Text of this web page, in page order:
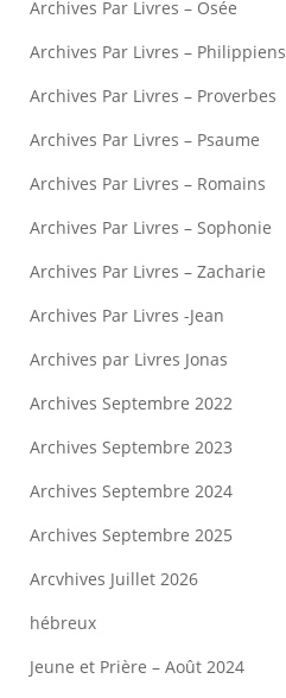
Archives Par Livres – Osée
Archives Par Livres – Philippiens
Archives Par Livres – Proverbes
Archives Par Livres – Psaume
Archives Par Livres – Romains
Archives Par Livres – Sophonie
Archives Par Livres – Zacharie
Archives Par Livres -Jean
Archives par Livres Jonas
Archives Septembre 2022
Archives Septembre 2023
Archives Septembre 2024
Archives Septembre 2025
Arcvhives Juillet 2026
hébreux
Jeune et Prière – Août 2024